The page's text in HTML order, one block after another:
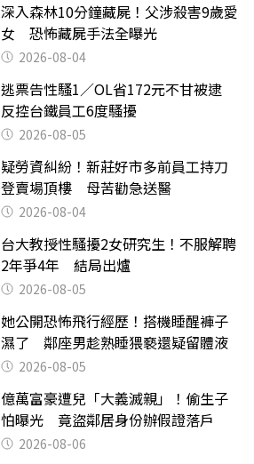
深入森林10分鐘藏屍！父涉殺害9歲愛
女 恐怖藏屍手法全曝光
2026-08-04
逃票告性騷1／OL省172元不甘被逮
反控台鐵員工6度騷擾
2026-08-05
疑勞資糾紛！新莊好市多前員工持刀
登賣場頂樓 母苦勸急送醫
2026-08-04
台大教授性騷擾2女研究生！不服解聘
2年爭4年 結局出爐
2026-08-05
她公開恐怖飛行經歷！搭機睡醒褲子
濕了 鄰座男趁熟睡猥褻還疑留體液
2026-08-05
億萬富豪遭兒「大義滅親」！偷生子
怕曝光 竟盜鄰居身份辦假證落戶
2026-08-06